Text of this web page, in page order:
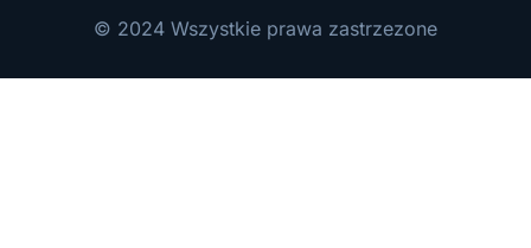
© 2024 Wszystkie prawa zastrzezone